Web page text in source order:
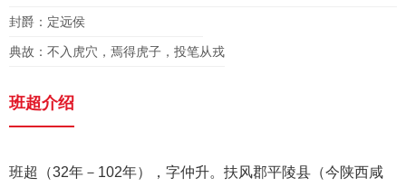
封爵：定远侯
典故：不入虎穴，焉得虎子，投笔从戎
班超介绍
班超（32年－102年），字仲升。扶风郡平陵县（今陕西咸